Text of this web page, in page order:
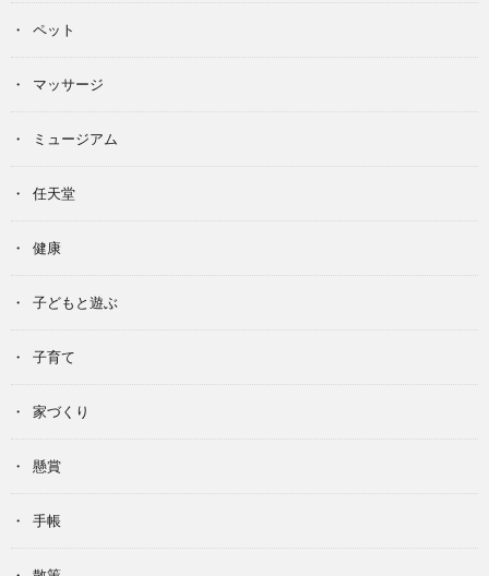
ペット
マッサージ
ミュージアム
任天堂
健康
子どもと遊ぶ
子育て
家づくり
懸賞
手帳